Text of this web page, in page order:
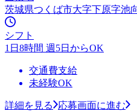
茨城県つくば市大字下原字池
シフト
1日8時間 週5日からOK
交通費支給
未経験OK
詳細を見る
応募画面に進む